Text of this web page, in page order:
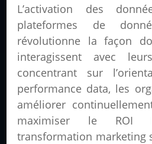
L’activation des
plateformes de
révolutionne la façon
interagissent avec
concentrant sur
performance data, les
améliorer
maximiser le ROI
transformation marketing